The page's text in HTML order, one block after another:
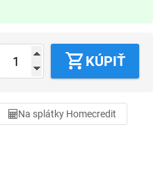
KÚPIŤ
Na splátky Homecredit